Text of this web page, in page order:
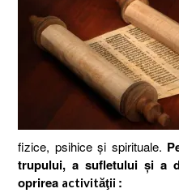
fizice, psihice şi spirituale.
trupului, a sufletului şi a
oprirea activităţii :